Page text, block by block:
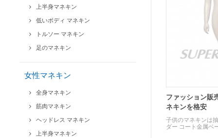
上半身マネキン
低いボディ マネキン
トルソー マネキン
足のマネキン
女性マネキン
全身マネキン
筋肉マネキン
ヘッドレス マネキン
上半身マネキン
ファッション販
ネキンを格安
子供のマネキンは
ダー コート金属ベ